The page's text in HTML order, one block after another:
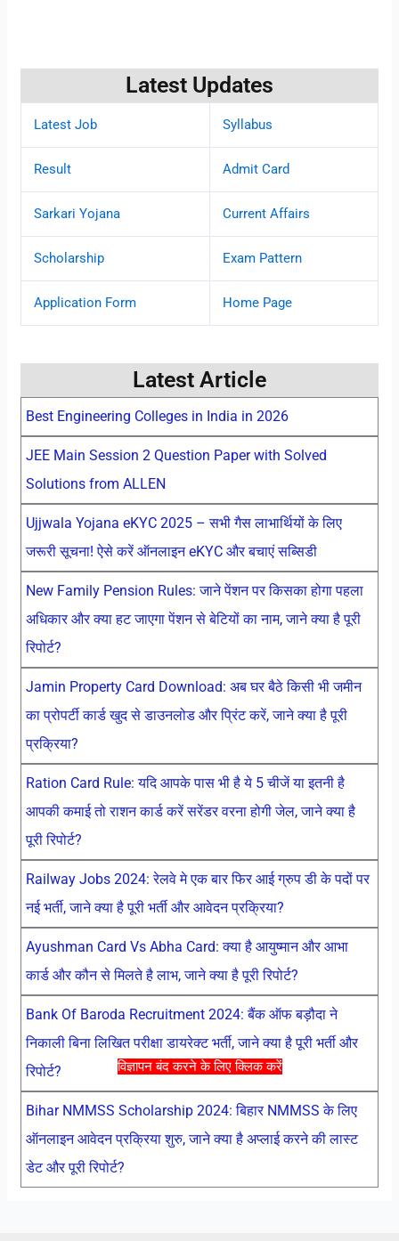
विज्ञापन बंद करने के लिए क्लिक करें
Latest Updates
Latest Job Syllabus
Result Admit Card
Sarkari Yojana Current Affairs
Scholarship Exam Pattern
Application Form Home Page
Latest Article
Best Engineering Colleges in India in 2026
JEE Main Session 2 Question Paper with Solved
Solutions from ALLEN
Ujjwala Yojana eKYC 2025 – सभी गैस लाभार्थियों के लिए
जरूरी सूचना! ऐसे करें ऑनलाइन eKYC और बचाएं सब्सिडी
New Family Pension Rules: जाने पेंशन पर किसका होगा पहला
अधिकार और क्या हट जाएगा पेंशन से बेटियों का नाम, जाने क्या है पूरी
रिपोर्ट?
Jamin Property Card Download: अब घर बैठे किसी भी जमीन
का प्रोपर्टी कार्ड खुद से डाउनलोड और प्रिंट करें, जाने क्या है पूरी
प्रक्रिया?
Ration Card Rule: यदि आपके पास भी है ये 5 चीजें या इतनी है
आपकी कमाई तो राशन कार्ड करें सरेंडर वरना होगी जेल, जाने क्या है
पूरी रिपोर्ट?
Railway Jobs 2024: रेलवे मे एक बार फिर आई ग्रुप डी के पदों पर
नई भर्ती, जाने क्या है पूरी भर्ती और आवेदन प्रक्रिया?
Ayushman Card Vs Abha Card: क्या है आयुष्मान और आभा
कार्ड और कौन से मिलते है लाभ, जाने क्या है पूरी रिपोर्ट?
Bank Of Baroda Recruitment 2024: बैंक ऑफ बड़ौदा ने
निकाली बिना लिखित परीक्षा डायरेक्ट भर्ती, जाने क्या है पूरी भर्ती और
रिपोर्ट?
Bihar NMMSS Scholarship 2024: बिहार NMMSS के लिए
ऑनलाइन आवेदन प्रक्रिया शुरु, जाने क्या है अप्लाई करने की लास्ट
डेट और पूरी रिपोर्ट?